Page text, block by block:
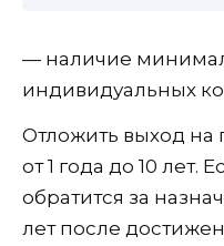
— наличие
индивидуальных
Отложить выход
от 1 года до 10 лет.
обратится за
лет после